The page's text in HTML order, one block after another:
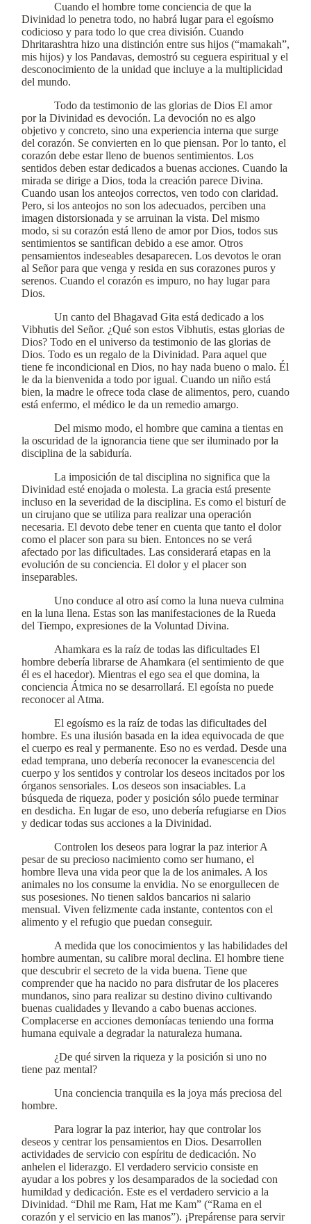
Cuando el hombre tome conciencia de que la
Divinidad lo penetra todo, no habrá lugar para el egoísmo
codicioso y para todo lo que crea división. Cuando
Dhritarashtra hizo una distinción entre sus hijos (“mamakah”,
mis hijos) y los Pandavas, demostró su ceguera espiritual y el
desconocimiento de la unidad que incluye a la multiplicidad
del mundo.
Todo da testimonio de las glorias de Dios El amor
por la Divinidad es devoción. La devoción no es algo
objetivo y concreto, sino una experiencia interna que surge
del corazón. Se convierten en lo que piensan. Por lo tanto, el
corazón debe estar lleno de buenos sentimientos. Los
sentidos deben estar dedicados a buenas acciones. Cuando la
mirada se dirige a Dios, toda la creación parece Divina.
Cuando usan los anteojos correctos, ven todo con claridad.
Pero, si los anteojos no son los adecuados, perciben una
imagen distorsionada y se arruinan la vista. Del mismo
modo, si su corazón está lleno de amor por Dios, todos sus
sentimientos se santifican debido a ese amor. Otros
pensamientos indeseables desaparecen. Los devotos le oran
al Señor para que venga y resida en sus corazones puros y
serenos. Cuando el corazón es impuro, no hay lugar para
Dios.
Un canto del Bhagavad Gita está dedicado a los
Vibhutis del Señor. ¿Qué son estos Vibhutis, estas glorias de
Dios? Todo en el universo da testimonio de las glorias de
Dios. Todo es un regalo de la Divinidad. Para aquel que
tiene fe incondicional en Dios, no hay nada bueno o malo. Él
le da la bienvenida a todo por igual. Cuando un niño está
bien, la madre le ofrece toda clase de alimentos, pero, cuando
está enfermo, el médico le da un remedio amargo.
Del mismo modo, el hombre que camina a tientas en
la oscuridad de la ignorancia tiene que ser iluminado por la
disciplina de la sabiduría.
La imposición de tal disciplina no significa que la
Divinidad esté enojada o molesta. La gracia está presente
incluso en la severidad de la disciplina. Es como el bisturí de
un cirujano que se utiliza para realizar una operación
necesaria. El devoto debe tener en cuenta que tanto el dolor
como el placer son para su bien. Entonces no se verá
afectado por las dificultades. Las considerará etapas en la
evolución de su conciencia. El dolor y el placer son
inseparables.
Uno conduce al otro así como la luna nueva culmina
en la luna llena. Estas son las manifestaciones de la Rueda
del Tiempo, expresiones de la Voluntad Divina.
Ahamkara es la raíz de todas las dificultades El
hombre debería librarse de Ahamkara (el sentimiento de que
él es el hacedor). Mientras el ego sea el que domina, la
conciencia Átmica no se desarrollará. El egoísta no puede
reconocer al Atma.
El egoísmo es la raíz de todas las dificultades del
hombre. Es una ilusión basada en la idea equivocada de que
el cuerpo es real y permanente. Eso no es verdad. Desde una
edad temprana, uno debería reconocer la evanescencia del
cuerpo y los sentidos y controlar los deseos incitados por los
órganos sensoriales. Los deseos son insaciables. La
búsqueda de riqueza, poder y posición sólo puede terminar
en desdicha. En lugar de eso, uno debería refugiarse en Dios
y dedicar todas sus acciones a la Divinidad.
Controlen los deseos para lograr la paz interior A
pesar de su precioso nacimiento como ser humano, el
hombre lleva una vida peor que la de los animales. A los
animales no los consume la envidia. No se enorgullecen de
sus posesiones. No tienen saldos bancarios ni salario
mensual. Viven felizmente cada instante, contentos con el
alimento y el refugio que puedan conseguir.
A medida que los conocimientos y las habilidades del
hombre aumentan, su calibre moral declina. El hombre tiene
que descubrir el secreto de la vida buena. Tiene que
comprender que ha nacido no para disfrutar de los placeres
mundanos, sino para realizar su destino divino cultivando
buenas cualidades y llevando a cabo buenas acciones.
Complacerse en acciones demoníacas teniendo una forma
humana equivale a degradar la naturaleza humana.
¿De qué sirven la riqueza y la posición si uno no
tiene paz mental?
Una conciencia tranquila es la joya más preciosa del
hombre.
Para lograr la paz interior, hay que controlar los
deseos y centrar los pensamientos en Dios. Desarrollen
actividades de servicio con espíritu de dedicación. No
anhelen el liderazgo. El verdadero servicio consiste en
ayudar a los pobres y los desamparados de la sociedad con
humildad y dedicación. Este es el verdadero servicio a la
Divinidad. “Dhil me Ram, Hat me Kam” (“Rama en el
corazón y el servicio en las manos”). ¡Prepárense para servir